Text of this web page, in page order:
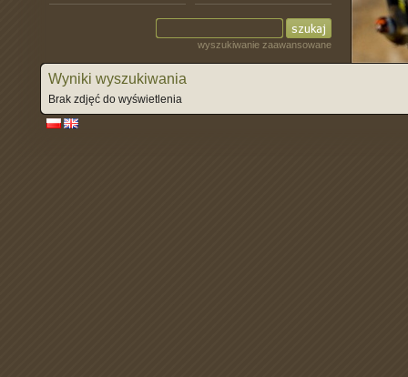
wyszukiwanie zaawansowane
Wyniki wyszukiwania
Brak zdjęć do wyświetlenia